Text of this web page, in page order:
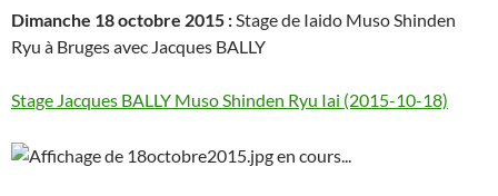
Dimanche 18 octobre 2015 :Stage de Iaido Muso Shinden
Ryu à Bruges avec Jacques BALLY
Stage Jacques BALLY Muso Shinden Ryu Iai (2015-10-18)